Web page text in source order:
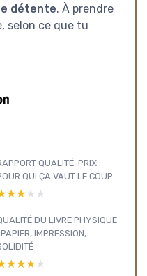
détente. À prendre
selon ce que tu
QUALITÉ-PRIX :
QUI ÇA VAUT LE COUP
DU LIVRE PHYSIQUE
IMPRESSION,